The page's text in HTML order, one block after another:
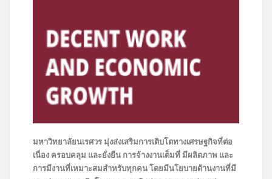
มหาวิทยาลัยนเรศวร มุ่งส่งเสริมการเติบโตทางเศรษฐกิจที่ต่อ
เนื่อง ครอบคลุม และยั่งยืน การจ้างงานเต็มที่ มีผลิตภาพ และ
การมีงานที่เหมาะสมสำหรับทุกคน โดยมีนโยบายด้านงานที่มี